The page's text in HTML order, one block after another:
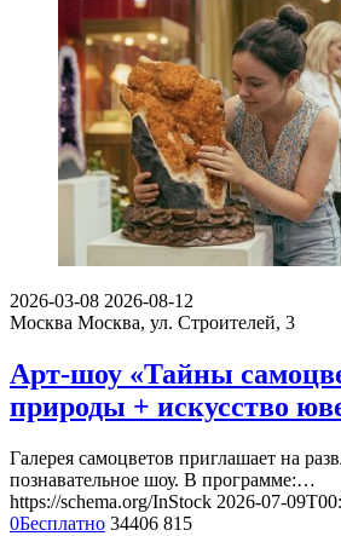
2026-03-08 2026-08-12
Москва Москва, ул. Строителей, 3
Арт-шоу «Тайны
природы + искусство
Галерея самоцветов приглашает на
познавательное шоу. В программе:…
https://schema.org/InStock 2026-07-
0Бесплатно 34406 815